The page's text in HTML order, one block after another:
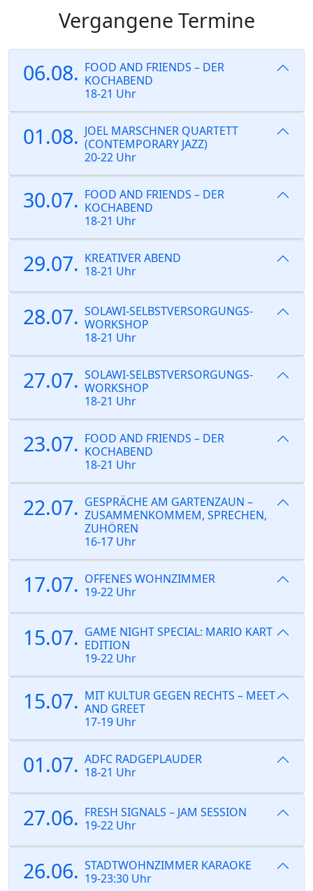
Vergangene Termine
06.08. FOOD AND FRIENDS – DER
KOCHABEND
18-21 Uhr
01.08. JOEL MARSCHNER QUARTETT
(CONTEMPORARY JAZZ)
20-22 Uhr
30.07. FOOD AND FRIENDS – DER
KOCHABEND
18-21 Uhr
29.07. KREATIVER ABEND
18-21 Uhr
28.07. SOLAWI-SELBSTVERSORGUNGS-
WORKSHOP
18-21 Uhr
27.07. SOLAWI-SELBSTVERSORGUNGS-
WORKSHOP
18-21 Uhr
23.07. FOOD AND FRIENDS – DER
KOCHABEND
18-21 Uhr
22.07. GESPRÄCHE AM GARTENZAUN –
ZUSAMMENKOMMEM, SPRECHEN,
ZUHÖREN
16-17 Uhr
17.07. OFFENES WOHNZIMMER
19-22 Uhr
15.07. GAME NIGHT SPECIAL: MARIO KART
EDITION
19-22 Uhr
15.07. MIT KULTUR GEGEN RECHTS – MEET
AND GREET
17-19 Uhr
01.07. ADFC RADGEPLAUDER
18-21 Uhr
27.06. FRESH SIGNALS – JAM SESSION
19-22 Uhr
26.06. STADTWOHNZIMMER KARAOKE
19-23:30 Uhr